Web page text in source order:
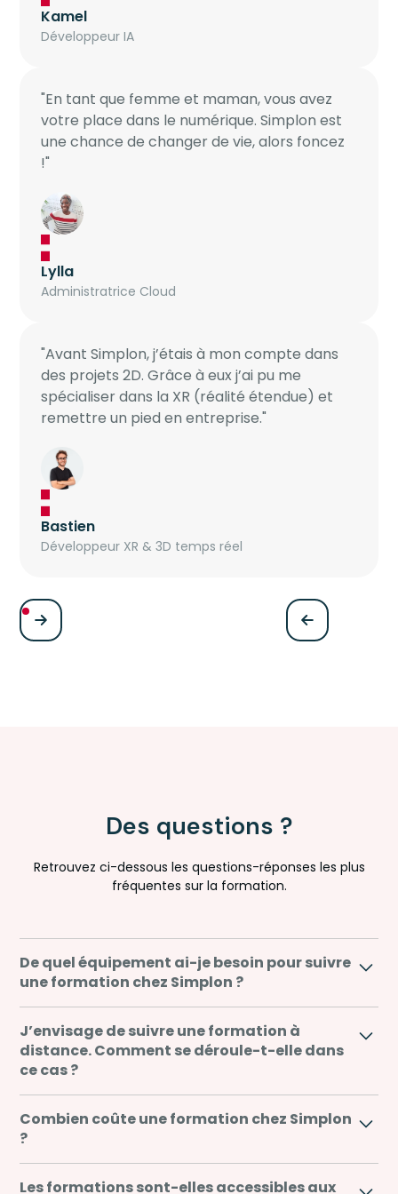
Kamel
Développeur IA
"En tant que femme et maman, vous avez
votre place dans le numérique. Simplon est
une chance de changer de vie, alors foncez
!"
Lylla
Administratrice Cloud
"Avant Simplon, j’étais à mon compte dans
des projets 2D. Grâce à eux j’ai pu me
spécialiser dans la XR (réalité étendue) et
remettre un pied en entreprise."
Bastien
Développeur XR & 3D temps réel
Des questions ?
Retrouvez ci-dessous les questions-réponses les plus
fréquentes sur la formation.
De quel équipement ai-je besoin pour suivre
une formation chez Simplon ?
vous en prêter un pendant toute la durée de votre
formation. Nous mettons également à votre
disposition un plateau technique avec l’ensemble
des équipements nécessaires.
J’envisage de suivre une formation à
distance. Comment se déroule-t-elle dans
ce cas ?
peuvent être dispensées à distance. De la même
façon que pour nos formations en présentiel, un
formateur est à vos côtés et anime la journée de
formation. Simplement, il n’est pas dans la même
Combien coûte une formation chez Simplon
?
Les formations sont-elles accessibles aux